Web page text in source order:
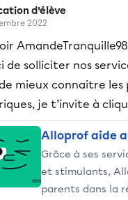
d’élève
2022
de solliciter nos
mieux connaitre les
je t’invite à
Alloprof aide
Grâce à ses
et stimulants,
parents dans la